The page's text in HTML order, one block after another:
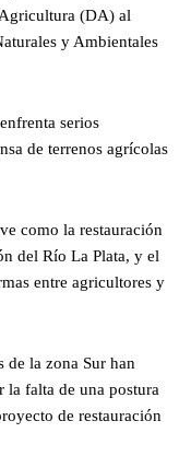
(DA) al
y Ambientales
serios
de terrenos agrícolas
como la restauración
del Río La Plata, y el
entre agricultores y
de la zona Sur han
la falta de una postura
de restauración